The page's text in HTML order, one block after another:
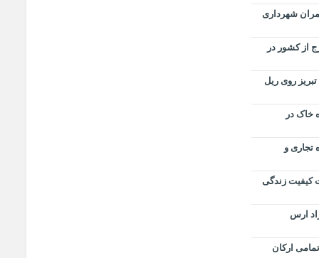
شهرداری
از کشور در
روی ریل
خاک در
تجاری و
کیفیت زندگی
ارس
ارکان